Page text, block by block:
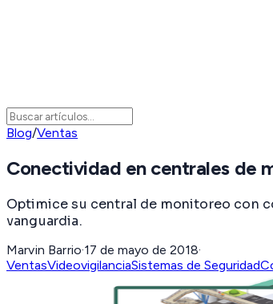
Blog/Ventas
Conectividad en centrales de
Optimice su central de monitoreo con
vanguardia.
Marvin Barrio·17 de mayo de 2018·
VentasVideovigilanciaSistemas de Seguridad